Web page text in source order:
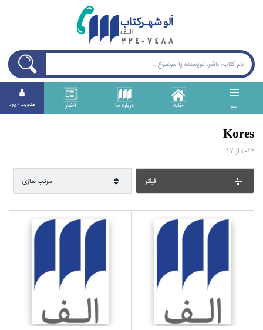
منو خانه درباره ما اخبار عضويت / ورود
Kores
1-12 از17
فيلتر مرتب سازي